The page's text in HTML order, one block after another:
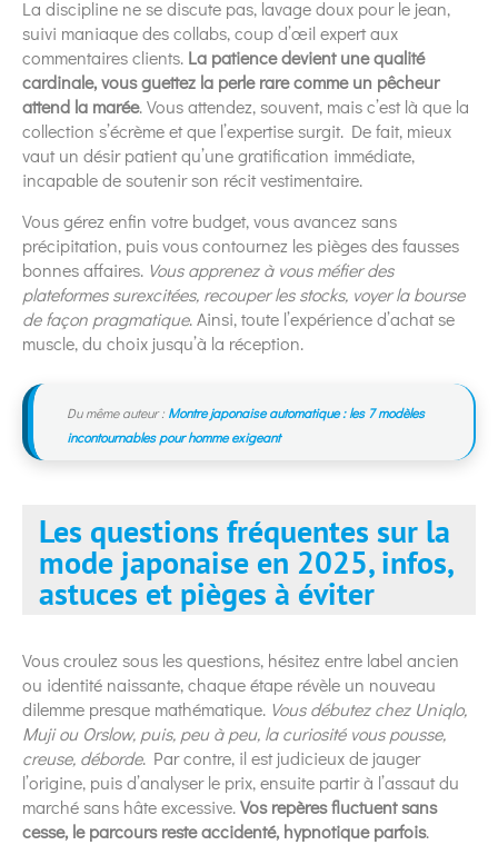
La discipline ne se discute pas, lavage doux pour le jean,
suivi maniaque des collabs, coup d’œil expert aux
commentaires clients. La patience devient une qualité
cardinale, vous guettez la perle rare comme un pêcheur
attend la marée. Vous attendez, souvent, mais c’est là que la
collection s’écrème et que l’expertise surgit. De fait, mieux
vaut un désir patient qu’une gratification immédiate,
incapable de soutenir son récit vestimentaire.
Vous gérez enfin votre budget, vous avancez sans
précipitation, puis vous contournez les pièges des fausses
bonnes affaires. Vous apprenez à vous méfier des
plateformes surexcitées, recouper les stocks, voyer la bourse
de façon pragmatique. Ainsi, toute l’expérience d’achat se
muscle, du choix jusqu’à la réception.
Du même auteur : Montre japonaise automatique : les 7 modèles
incontournables pour homme exigeant
Les questions fréquentes sur la
mode japonaise en 2025, infos,
astuces et pièges à éviter
Vous croulez sous les questions, hésitez entre label ancien
ou identité naissante, chaque étape révèle un nouveau
dilemme presque mathématique. Vous débutez chez Uniqlo,
Muji ou Orslow, puis, peu à peu, la curiosité vous pousse,
creuse, déborde. Par contre, il est judicieux de jauger
l’origine, puis d’analyser le prix, ensuite partir à l’assaut du
marché sans hâte excessive.Vos repères fluctuent sans
cesse, le parcours reste accidenté, hypnotique parfois.